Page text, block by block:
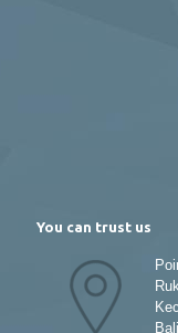
You can trust us